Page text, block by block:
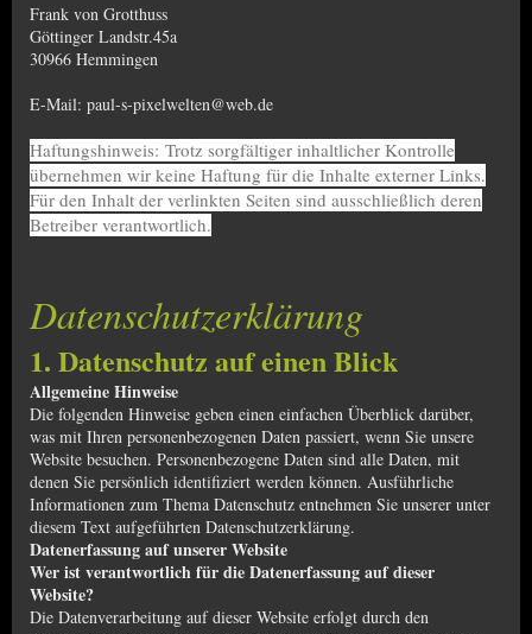
Frank von Grotthuss
Göttinger Landstr.45a
30966 Hemmingen
E-Mail: paul-s-pixelwelten@web.de
Haftungshinweis: Trotz sorgfältiger inhaltlicher Kontrolle
übernehmen wir keine Haftung für die Inhalte externer Links.
Für den Inhalt der verlinkten Seiten sind ausschließlich deren
Betreiber verantwortlich.
Datenschutzerklärung
1. Datenschutz auf einen Blick
Allgemeine Hinweise
Die folgenden Hinweise geben einen einfachen Überblick darüber,
was mit Ihren personenbezogenen Daten passiert, wenn Sie unsere
Website besuchen. Personenbezogene Daten sind alle Daten, mit
denen Sie persönlich identifiziert werden können. Ausführliche
Informationen zum Thema Datenschutz entnehmen Sie unserer unter
diesem Text aufgeführten Datenschutzerklärung.
Datenerfassung auf unserer Website
Wer ist verantwortlich für die Datenerfassung auf dieser
Website?
Die Datenverarbeitung auf dieser Website erfolgt durch den